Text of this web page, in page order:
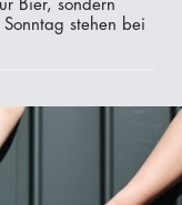
Bier, sondern
stehen bei